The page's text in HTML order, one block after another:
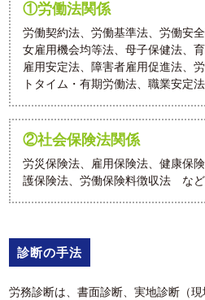
①労働法関係
労働契約法、労働基準法、労働安
女雇用機会均等法、母子保健法、
雇用安定法、障害者雇用促進法、
トタイム・有期労働法、職業安定
②社会保険法関係
労災保険法、雇用保険法、健康保
護保険法、労働保険料徴収法 など
診断の手法
労務診断は、書面診断、実地診断（